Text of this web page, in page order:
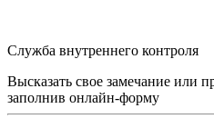
Служба внутреннего контроля
Высказать свое замечание или
заполнив онлайн-форму